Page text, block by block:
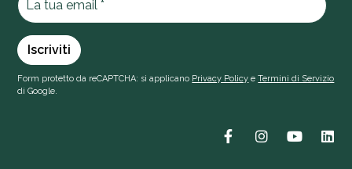
Form protetto da reCAPTCHA: si applicano Privacy Policy eTermini di Servizio
di Google.